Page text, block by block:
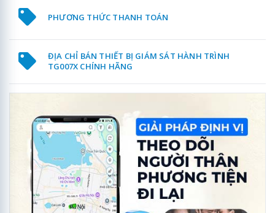
PHƯƠNG THỨC THANH TOÁN
ĐỊA CHỈ BÁN THIẾT BỊ GIÁM SÁT HÀNH TRÌNH
TG007X CHÍNH HÃNG